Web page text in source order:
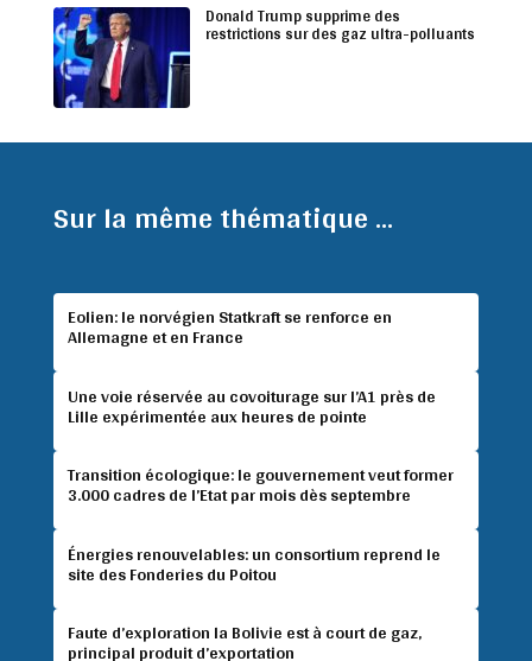
Donald Trump supprime des
restrictions sur des gaz ultra-polluants
Sur la même thématique ...
Eolien: le norvégien Statkraft se renforce en
Allemagne et en France
Une voie réservée au covoiturage sur l’A1 près de
Lille expérimentée aux heures de pointe
Transition écologique: le gouvernement veut former
3.000 cadres de l’Etat par mois dès septembre
Énergies renouvelables: un consortium reprend le
site des Fonderies du Poitou
Faute d’exploration la Bolivie est à court de gaz,
principal produit d’exportation